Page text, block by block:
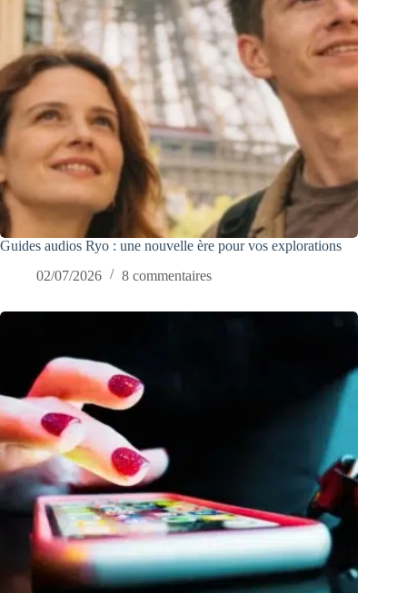
Guides audios Ryo : une nouvelle ère pour vos explorations
02/07/2026
8 commentaires